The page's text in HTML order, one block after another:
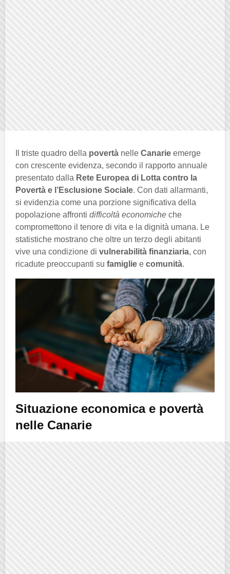
Il triste quadro della povertà nelle Canarie emerge
con crescente evidenza, secondo il rapporto annuale
presentato dalla Rete Europea di Lotta contro la
Povertà e l’Esclusione Sociale. Con dati allarmanti,
si evidenzia come una porzione significativa della
popolazione affronti difficoltà economiche che
compromettono il tenore di vita e la dignità umana. Le
statistiche mostrano che oltre un terzo degli abitanti
vive una condizione di vulnerabilità finanziaria, con
ricadute preoccupanti su famiglie e comunità.
Situazione economica e povertà
nelle Canarie